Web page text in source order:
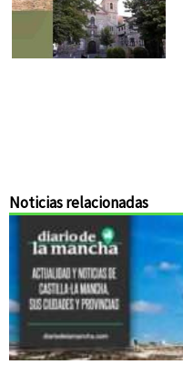
Noticias relacionadas